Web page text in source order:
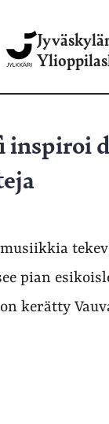
inspiroi
pian
kerätty